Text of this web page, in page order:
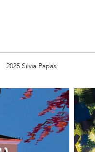
2025 Silvia Papas